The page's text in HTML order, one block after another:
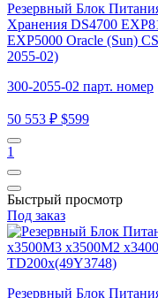
Резервный Блок
Хранения DS4700
EXP5000 Oracle (Sun)
2055-02)
300-2055-02 парт. номер
50 553 ₽ $599
1
Быстрый просмотр
Под заказ
Резервный Блок